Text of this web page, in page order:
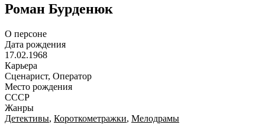
Роман Бурденюк
О персоне
Дата рождения
17.02.1968
Карьера
Сценарист, Оператор
Место рождения
СССР
Жанры
Детективы, Короткометражки, Мелодрамы